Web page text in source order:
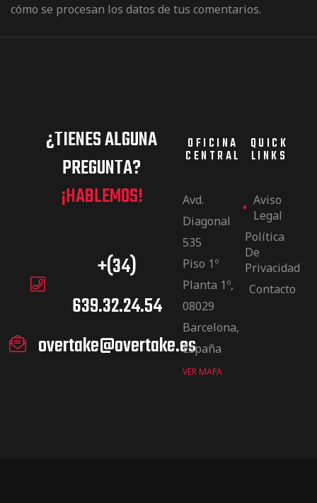
cómo se procesan los datos de tus comentarios.
¿TIENES ALGUNA
PREGUNTA?
¡HABLEMOS!
+(34)
639.32.24.54
overtake@overtake.es
OFICINA
CENTRAL
Avd.
Diagonal
535
Piso 1º
Planta 1º,
08029
Barcelona,
España
VER MAPA
QUICK
LINKS
Aviso
Legal
Política
De
Privacidad
Contacto